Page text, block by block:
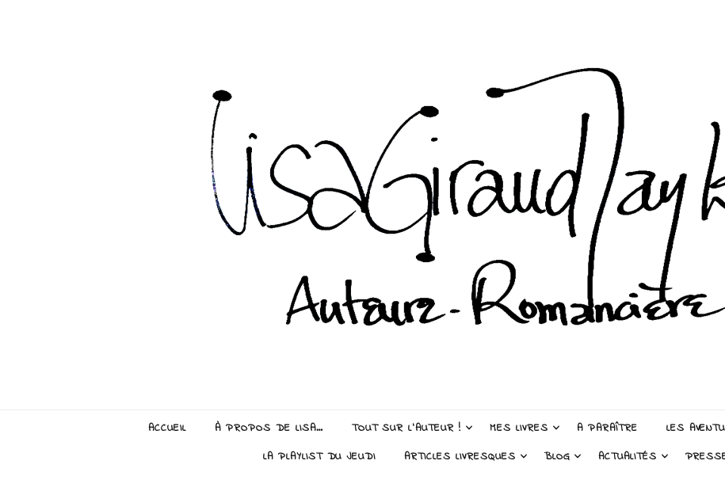
ACCUEIL À PROPOS DE LISA… TOUT SUR L’AUTEUR ! MES LIVRES A PARAÎTRE LES
LA PLAYLIST DU JEUDI
ARTICLES LIVRESQUES BLOG ACTUALITÉS